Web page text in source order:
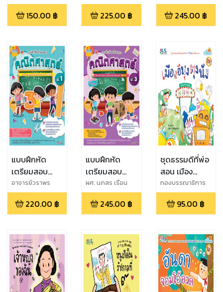
ประสานเนตร
150.00 ฿
ประสานเนตร
225.00 ฿
ป.2
ประพนธ์โรจน์
245.00 ฿
แบบฝึกหัด
เตรียมสอบ
คณิตศาสตร์
ป.1
อาจารย์วราพร
สิทธิ์พรสุวรรณ
220.00 ฿
แบบฝึกหัด
เตรียมสอบ
คณิตศาสตร์
ป.3
ผศ. นภสร เรือน
โรจน์รุ่ง
245.00 ฿
ชุดธรรมดีที่พ่อ
สอน เมือง
อีนุงตุงนัง
กองบรรณาธิการ
95.00 ฿